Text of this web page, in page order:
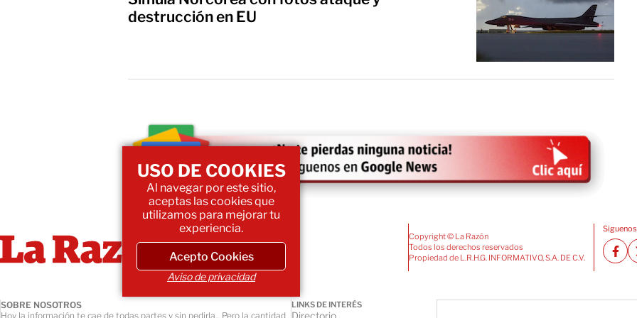
destrucción en EU
Copyright © La Razón
Todos los derechos reservados
Propiedad de L.R.H.G. INFORMATIVO, S.A. DE C.V.
SOBRE NOSOTROS
Hoy la información te cae de todas partes y sin pedirla... Pero la cantidad
LINKS DE INTERÉS
USO DE COOKIES
Al navegar por este sitio,
aceptas las cookies que
utilizamos para mejorar tu
experiencia.
Acepto Cookies
Aviso de privacidad